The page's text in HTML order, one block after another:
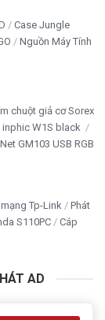
Case Jungle
Nguồn Máy Tính
chuột giả cơ Sorex
W1S black
GM103 USB RGB
Tp-Link
Phát
S110PC
Cáp
AD